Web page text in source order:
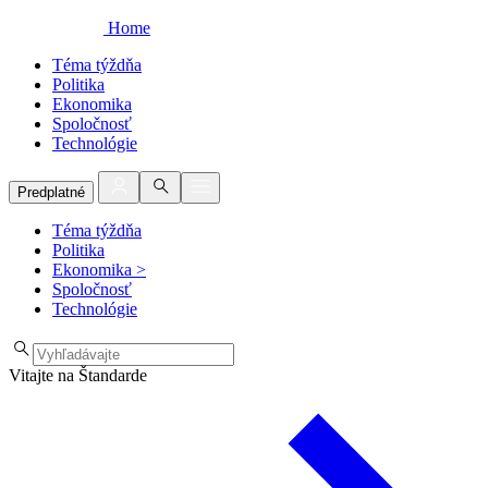
Home
Téma týždňa
Politika
Ekonomika
Spoločnosť
Technológie
Predplatné
Téma týždňa
Politika
Ekonomika >
Spoločnosť
Technológie
Vitajte na Štandarde